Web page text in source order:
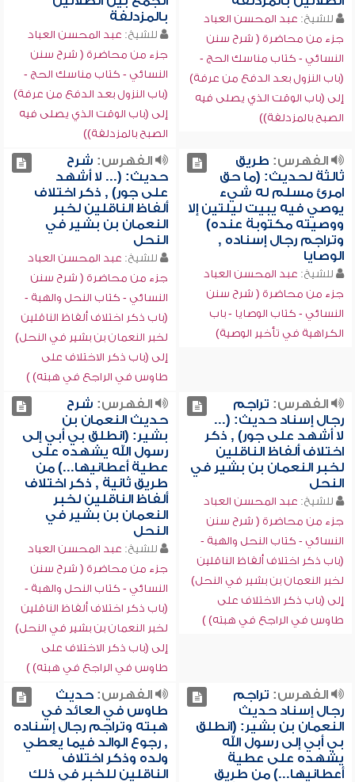
للشيخ: عبد المحسن العباد
جزء من محاضرة ( شرح سنن
النسائي - كتاب مناسك الحج -
(باب النزول بعد الدفع من عرفة)
إلى (باب الوقت الذي يصلى فيه
الصبح بالمزدلفة))
بالمزدلفة
للشيخ: عبد المحسن العباد
جزء من محاضرة ( شرح سنن
النسائي - كتاب مناسك الحج -
(باب النزول بعد الدفع من عرفة)
إلى (باب الوقت الذي يصلى فيه
الصبح بالمزدلفة))
الفهرس: طريق
ثالثة لحديث: (ما حق
امرئ مسلم له شيء
يوصي فيه يبيت ليلتين إلا
ووصيته مكتوبة عنده)
وتراجم رجال إسناده ,
الوصايا
للشيخ: عبد المحسن العباد
جزء من محاضرة ( شرح سنن
النسائي - كتاب الوصايا - باب
الكراهية في تأخير الوصية)
الفهرس: شرح
حديث: (... لا أشهد
على جور) , ذكر اختلاف
ألفاظ الناقلين لخبر
النعمان بن بشير في
النحل
للشيخ: عبد المحسن العباد
جزء من محاضرة ( شرح سنن
النسائي - كتاب النحل والهبة -
(باب ذكر اختلاف ألفاظ الناقلين
لخبر النعمان بن بشير في النحل)
إلى (باب ذكر الاختلاف على
طاوس في الراجع في هبته) )
الفهرس: تراجم
رجال إسناد حديث: (...
لا أشهد على جور) , ذكر
اختلاف ألفاظ الناقلين
لخبر النعمان بن بشير في
النحل
للشيخ: عبد المحسن العباد
جزء من محاضرة ( شرح سنن
النسائي - كتاب النحل والهبة -
(باب ذكر اختلاف ألفاظ الناقلين
لخبر النعمان بن بشير في النحل)
إلى (باب ذكر الاختلاف على
طاوس في الراجع في هبته) )
الفهرس: شرح
حديث النعمان بن
بشير: (انطلق بي أبي إلى
رسول الله يشهده على
عطية أعطانيها...) من
طريق ثانية , ذكر اختلاف
ألفاظ الناقلين لخبر
النعمان بن بشير في
النحل
للشيخ: عبد المحسن العباد
جزء من محاضرة ( شرح سنن
النسائي - كتاب النحل والهبة -
(باب ذكر اختلاف ألفاظ الناقلين
لخبر النعمان بن بشير في النحل)
إلى (باب ذكر الاختلاف على
طاوس في الراجع في هبته) )
الفهرس: تراجم
رجال إسناد حديث
النعمان بن بشير: (انطلق
بي أبي إلى رسول الله
يشهده على عطية
أعطانيها...) من طريق
الفهرس:حديث
طاوس في العائد في
هبته وتراجم رجال إسناده
, رجوع الوالد فيما يعطي
ولده وذكر اختلاف
الناقلين للخبر في ذلك